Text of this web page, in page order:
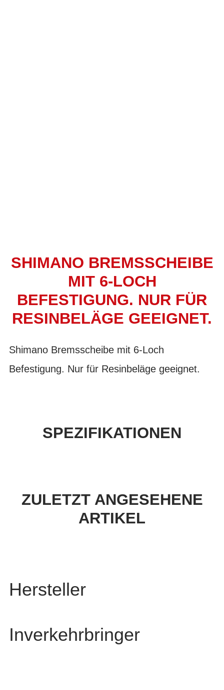
SHIMANO BREMSSCHEIBE
MIT 6-LOCH
BEFESTIGUNG. NUR FÜR
RESINBELÄGE GEEIGNET.
Shimano Bremsscheibe mit 6-Loch
Befestigung. Nur für Resinbeläge geeignet.
SPEZIFIKATIONEN
ZULETZT ANGESEHENE
ARTIKEL
Hersteller
Inverkehrbringer